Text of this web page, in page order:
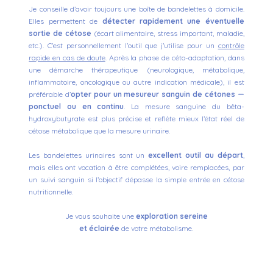
Je conseille d’avoir toujours une boîte de bandelettes à domicile.
Elles permettent de détecter rapidement une éventuelle
sortie de cétose (écart alimentaire, stress important, maladie,
etc.). C’est personnellement l’outil que j’utilise pour un contrôle
rapide en cas de doute. Après la phase de céto-adaptation, dans
une démarche thérapeutique (neurologique, métabolique,
inflammatoire, oncologique ou autre indication médicale), il est
préférable d’opter pour un mesureur sanguin de cétones —
ponctuel ou en continu. La mesure sanguine du bêta-
hydroxybutyrate est plus précise et reflète mieux l’état réel de
cétose métabolique que la mesure urinaire.
Les bandelettes urinaires sont unexcellent outil au départ,
mais elles ont vocation à être complétées, voire remplacées, par
un suivi sanguin si l’objectif dépasse la simple entrée en cétose
nutritionnelle.
Je vous souhaite une exploration sereine
et éclairée de votre métabolisme.